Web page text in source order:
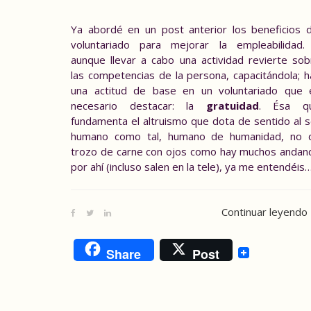
Ya abordé en un post anterior los beneficios
voluntariado para mejorar la empleabilidad.
aunque llevar a cabo una actividad revierte
las competencias de la persona, capacitándola;
una actitud de base en un voluntariado que
necesario destacar: la gratuidad. Ésa
fundamenta el altruismo que dota de sentido al
humano como tal, humano de humanidad, no
trozo de carne con ojos como hay muchos
por ahí (incluso salen en la tele), ya me entendéis…
Continuar leyendo
Share Post